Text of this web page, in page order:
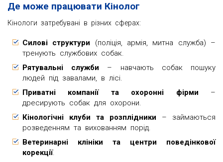
Де може працювати Кінолог
Кінологи затребувані в різних сферах:
Силові структури (поліція, армія, митна служба) –
тренують службових собак.
Рятувальні служби – навчають собак пошуку
людей під завалами, в лісі.
Приватні компанії та охоронні фірми –
дресирують собак для охорони.
Кінологічні клуби та розплідники – займаються
розведенням та вихованням порід.
Ветеринарні клініки та центри поведінкової
корекції.